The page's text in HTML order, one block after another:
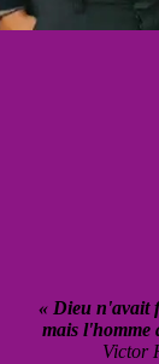
« Dieu n'avait
mais l'homme
Victor